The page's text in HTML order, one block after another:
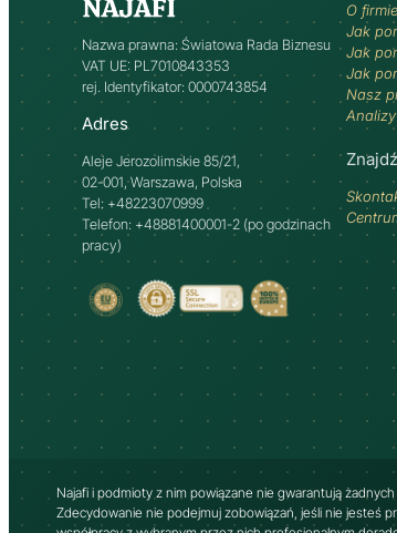
Nazwa prawna: Światowa Rada Biznesu
VAT UE: PL7010843353
rej. Identyfikator: 0000743854
Adres
Aleje Jerozolimskie 85/21,
02-001, Warszawa, Polska
Tel: +48223070999
Telefon: +48881400001-2 (po godzinach
pracy)
O firmie
Jak
Jak
Jak
Nasz
Najafi i podmioty z nim powiązane nie gwarantują
Zdecydowanie nie podejmuj zobowiązań, jeśli nie jesteś